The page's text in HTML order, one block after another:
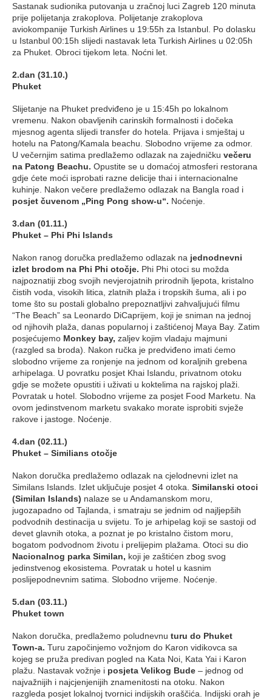
Sastanak sudionika putovanja u zračnoj luci Zagreb 120 minuta
prije polijetanja zrakoplova. Polijetanje zrakoplova
aviokompanije Turkish Airlines u 19:55h za Istanbul. Po dolasku
u Istanbul 00:15h slijedi nastavak leta Turkish Airlines u 02:05h
za Phuket. Obroci tijekom leta. Noćni let.
2.dan (31.10.)
Phuket
Slijetanje na Phuket predviđeno je u 15:45h po lokalnom
vremenu. Nakon obavljenih carinskih formalnosti i dočeka
mjesnog agenta slijedi transfer do hotela. Prijava i smještaj u
hotelu na Patong/Kamala beachu. Slobodno vrijeme za odmor.
U večernjim satima predlažemo odlazak na zajedničku večeru
na Patong Beachu. Opustite se u domaćoj atmosferi restorana
gdje ćete moći isprobati razne delicije thai i internacionalne
kuhinje. Nakon večere predlažemo odlazak na Bangla road i
posjet čuvenom „Ping Pong show-u“. Noćenje.
3.dan (01.11.)
Phuket – Phi Phi Islands
Nakon ranog doručka predlažemo odlazak na jednodnevni
izlet brodom na Phi Phi otočje. Phi Phi otoci su možda
najpoznatiji zbog svojih nevjerojatnih prirodnih ljepota, kristalno
čistih voda, visokih litica, zlatnih plaža i tropskih šuma, ali i po
tome što su postali globalno prepoznatljivi zahvaljujući filmu
“The Beach” sa Leonardo DiCaprijem, koji je sniman na jednoj
od njihovih plaža, danas popularnoj i zaštićenoj Maya Bay. Zatim
posjećujemo Monkey bay, zaljev kojim vladaju majmuni
(razgled sa broda). Nakon ručka je predviđeno imati ćemo
slobodno vrijeme za ronjenje na jednom od koraljnih grebena
arhipelaga. U povratku posjet Khai Islandu, privatnom otoku
gdje se možete opustiti i uživati u koktelima na rajskoj plaži.
Povratak u hotel. Slobodno vrijeme za posjet Food Marketu. Na
ovom jedinstvenom marketu svakako morate isprobiti svježe
rakove i jastoge. Noćenje.
4.dan (02.11.)
Phuket – Similians otočje
Nakon doručka predlažemo odlazak na cjelodnevni izlet na
Similans Islands. Izlet uključuje posjet 4 otoka. Similanski otoci
(Similan Islands) nalaze se u Andamanskom moru,
jugozapadno od Tajlanda, i smatraju se jednim od najljepših
podvodnih destinacija u svijetu. To je arhipelag koji se sastoji od
devet glavnih otoka, a poznat je po kristalno čistom moru,
bogatom podvodnom životu i prelijepim plažama. Otoci su dio
Nacionalnog parka Similan, koji je zaštićen zbog svog
jedinstvenog ekosistema. Povratak u hotel u kasnim
poslijepodnevnim satima. Slobodno vrijeme. Noćenje.
5.dan (03.11.)
Phuket town
Nakon doručka, predlažemo poludnevnu turu do Phuket
Town-a. Turu započinjemo vožnjom do Karon vidikovca sa
kojeg se pruža predivan pogled na Kata Noi, Kata Yai i Karon
plažu. Nastavak vožnje i posjeta Velikog Bude – jednog od
najvažnijih i najcjenjenijih znamenitosti na otoku. Nakon
razgleda posjet lokalnoj tvornici indijskih oraščića. Indijski orah je